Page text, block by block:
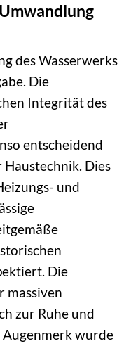
des Wasserwerks
Die
Integrität des
entscheidend
Dies
und
Die
massiven
zur Ruhe und
Augenmerk wurde